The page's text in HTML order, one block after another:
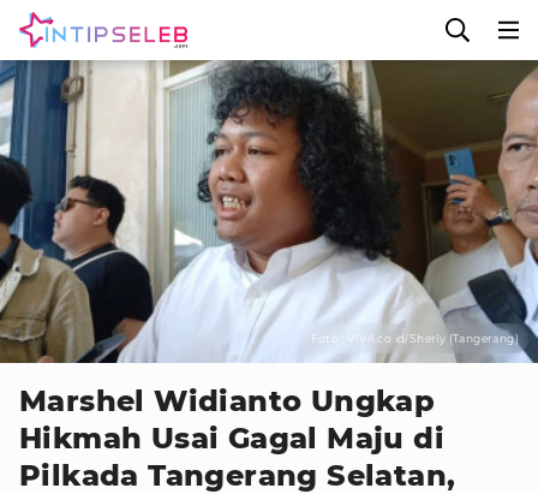
Foto : VIVA.co.id/Sherly (Tangerang)
Marshel Widianto Ungkap
Hikmah Usai Gagal Maju di
Pilkada Tangerang Selatan,